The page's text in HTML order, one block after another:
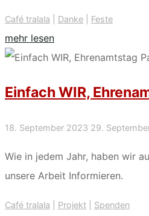
Café tralala Danke Feste
mehr lesen"Sommerfest
2023"
Einfach WIR,
18. September 2023 29.
Wie in jedem Jahr, haben wir
unsere Arbeit Informieren.
Café tralala Projekt Spenden